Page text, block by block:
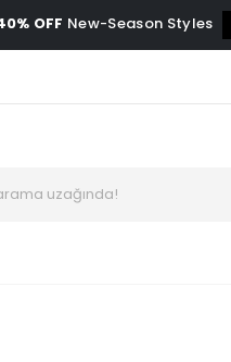
OFF New-Season Styles